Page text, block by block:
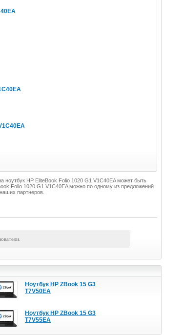
ноутбук HP EliteBook Folio 1020 G1 V1C40EA может быть
Folio 1020 G1 V1C40EA можно по одному из предложений
наших партнеров.
Ноутбук HP ZBook 15 G3
T7V50EA
Ноутбук HP ZBook 15 G3
T7V55EA